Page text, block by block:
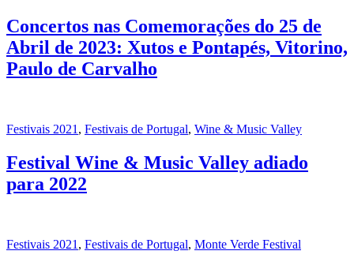
Concertos nas Comemorações do 25 de
Abril de 2023: Xutos e Pontapés, Vitorino,
Paulo de Carvalho
Festivais 2021 , Festivais de Portugal, Wine & Music Valley
Festival Wine & Music Valley adiado
para 2022
Festivais 2021 , Festivais de Portugal, Monte Verde Festival